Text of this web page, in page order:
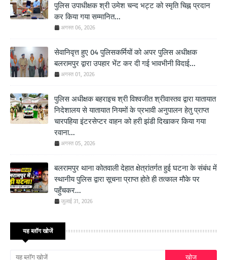
पुलिस उपाधीक्षक श्री उमेश चन्द भट्ट को स्मृति चिह्न प्रदान
कर किया गया सम्मानित...
अगस्त 06, 2026
सेवानिवृत्त हुए 04 पुलिसकर्मियों को अपर पुलिस अधीक्षक
बलरामपुर द्वारा उपहार भेंट कर दी गई भावभीनी विदाई...
अगस्त 01, 2026
पुलिस अधीक्षक बहराइच श्री विश्वजीत श्रीवास्तव द्वारा यातायात
निदेशालय से यातायात नियमों के प्रभावी अनुपालन हेतु प्राप्त
चारपहिया इंटरसेप्टर वाहन को हरी झंडी दिखाकर किया गया
रवाना...
अगस्त 05, 2026
बलरामपुर थाना कोतवाली देहात क्षेत्रांतर्गत हुई घटना के संबंध में
स्थानीय पुलिस द्वारा सूचना प्राप्त होते ही तत्काल मौके पर
पहुँचकर...
जुलाई 31, 2026
यह ब्लॉग खोजें